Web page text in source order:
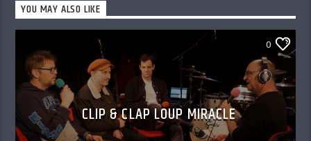
YOU MAY ALSO LIKE
0
CLIP & CLAP LOUP MIRACLE